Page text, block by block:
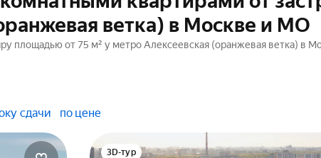
ветка) в Москве и МО
площадью от 75 м² у метро Алексеевская (оранжевая ветка) в
сдачи по цене
3D-тур